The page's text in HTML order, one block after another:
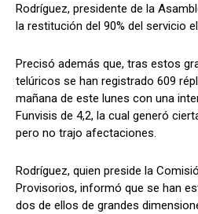
Rodríguez, presidente de la
la restitución del 90% del servicio
Precisó además que, tras estos
telúricos se han registrado 609
mañana de este lunes con una
Funvisis de 4,2, la cual generó
pero no trajo afectaciones.
Rodríguez, quien preside la
Provisorios, informó que se han
dos de ellos de grandes